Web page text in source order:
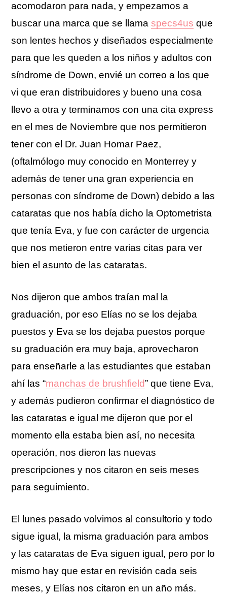
acomodaron para nada, y empezamos a
buscar una marca que se llamaspecs4us que
son lentes hechos y diseñados especialmente
para que les queden a los niños y adultos con
síndrome de Down, envié un correo a los que
vi que eran distribuidores y bueno una cosa
llevo a otra y terminamos con una cita express
en el mes de Noviembre que nos permitieron
tener con el Dr. Juan Homar Paez,
(oftalmólogo muy conocido en Monterrey y
además de tener una gran experiencia en
personas con síndrome de Down) debido a las
cataratas que nos había dicho la Optometrista
que tenía Eva, y fue con carácter de urgencia
que nos metieron entre varias citas para ver
bien el asunto de las cataratas.
Nos dijeron que ambos traían mal la
graduación, por eso Elías no se los dejaba
puestos y Eva se los dejaba puestos porque
su graduación era muy baja, aprovecharon
para enseñarle a las estudiantes que estaban
ahí las “manchas de brushfield” que tiene Eva,
y además pudieron confirmar el diagnóstico de
las cataratas e igual me dijeron que por el
momento ella estaba bien así, no necesita
operación, nos dieron las nuevas
prescripciones y nos citaron en seis meses
para seguimiento.
El lunes pasado volvimos al consultorio y todo
sigue igual, la misma graduación para ambos
y las cataratas de Eva siguen igual, pero por lo
mismo hay que estar en revisión cada seis
meses, y Elías nos citaron en un año más.